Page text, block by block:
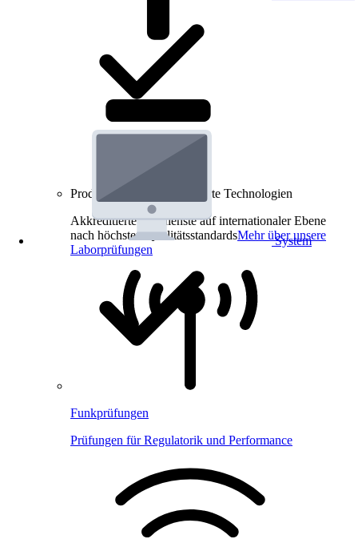
System
Produkt-Prüfungen für smarte Technologien
Akkreditierte Prüfdienste auf internationaler Ebene
nach höchsten QualitätsstandardsMehr über unsere
Laborprüfungen
Funkprüfungen
Prüfungen für Regulatorik und Performance